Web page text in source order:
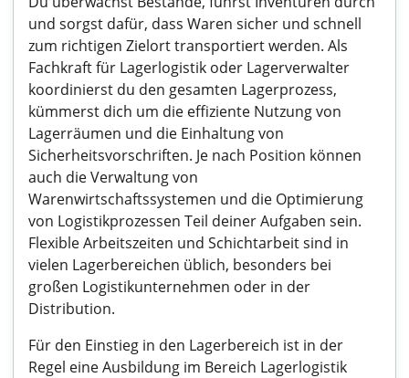
und sorgst dafür, dass Waren sicher und schnell
zum richtigen Zielort transportiert werden. Als
Fachkraft für Lagerlogistik oder Lagerverwalter
koordinierst du den gesamten Lagerprozess,
kümmerst dich um die effiziente Nutzung von
Lagerräumen und die Einhaltung von
Sicherheitsvorschriften. Je nach Position können
auch die Verwaltung von
Warenwirtschaftssystemen und die Optimierung
von Logistikprozessen Teil deiner Aufgaben sein.
Flexible Arbeitszeiten und Schichtarbeit sind in
vielen Lagerbereichen üblich, besonders bei
großen Logistikunternehmen oder in der
Distribution.
Für den Einstieg in den Lagerbereich ist in der
Regel eine Ausbildung im Bereich Lagerlogistik